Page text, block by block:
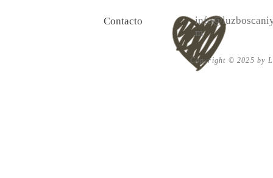
Contacto
m
Copyright © 2025 by